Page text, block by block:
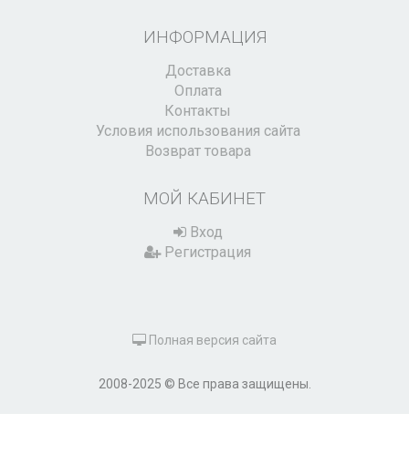
ИНФОРМАЦИЯ
Доставка
Оплата
Контакты
Условия использования сайта
Возврат товара
МОЙ КАБИНЕТ
Вход
Регистрация
Полная версия сайта
2008-2025 © Все права защищены.